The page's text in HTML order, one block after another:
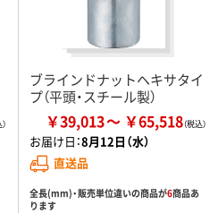
ブラインドナットヘキサタイ
プ（平頭・スチール製）
￥39,013 ￥65,518
お届け日：8月12日（水）
直送品
全長(mm)・販売単位違いの商品が6商品あ
ります